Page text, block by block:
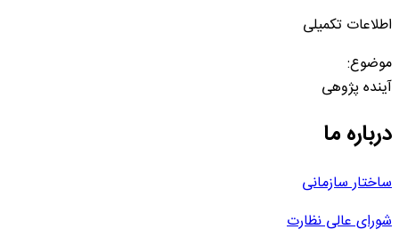
اطلاعات تکمیلی
موضوع:
آینده پژوهی
درباره ما
ساختار سازمانی
شورای عالی نظارت